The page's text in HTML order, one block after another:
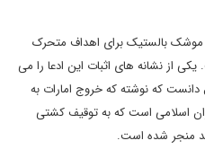
موشک بالستیک برای اهداف متحرک
از نشانه های اثبات این ادعا را می
دانست که نوشته که خروج امارات به
اسلامی است که به توقیف کشتی
منجر شده است.